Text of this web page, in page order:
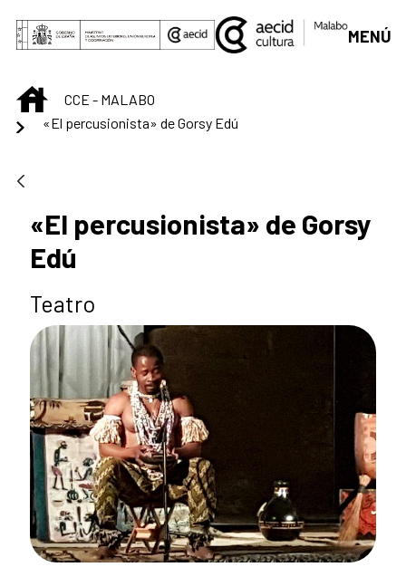
Saltar al contenido principal
MENÚ
INICIOCCE - MALABO
«El percusionista» de Gorsy Edú
«El percusionista» de Gorsy
Edú
Teatro